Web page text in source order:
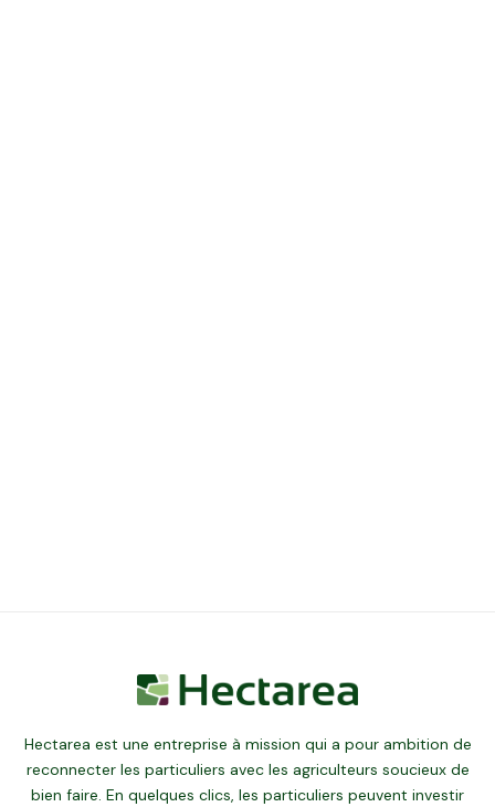
Hectarea est une entreprise à mission qui a pour ambition de
reconnecter les particuliers avec les agriculteurs soucieux de
bien faire. En quelques clics, les particuliers peuvent investir